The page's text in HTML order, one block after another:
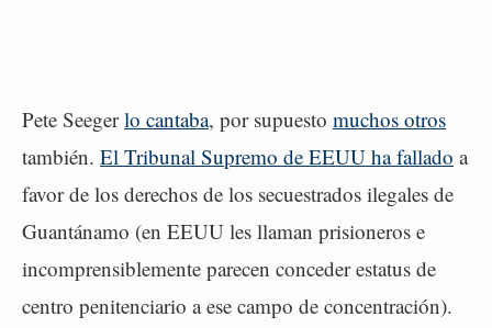
Pete Seegerlo cantaba, por supuesto muchos otros
también. El Tribunal Supremo de EEUU ha fallado a
favor de los derechos de los secuestrados ilegales de
Guantánamo (en EEUU les llaman prisioneros e
incomprensiblemente parecen conceder estatus de
centro penitenciario a ese campo de concentración).